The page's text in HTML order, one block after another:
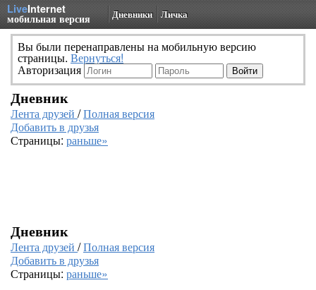
LiveInternet
мобильная версия Дневники Личка
Вы были перенаправлены на мобильную версию
страницы. Вернуться!
Авторизация
Дневник
Лента друзей /Полная версия
Добавить в друзья
Страницы: раньше»
Дневник
Лента друзей /Полная версия
Добавить в друзья
Страницы: раньше»